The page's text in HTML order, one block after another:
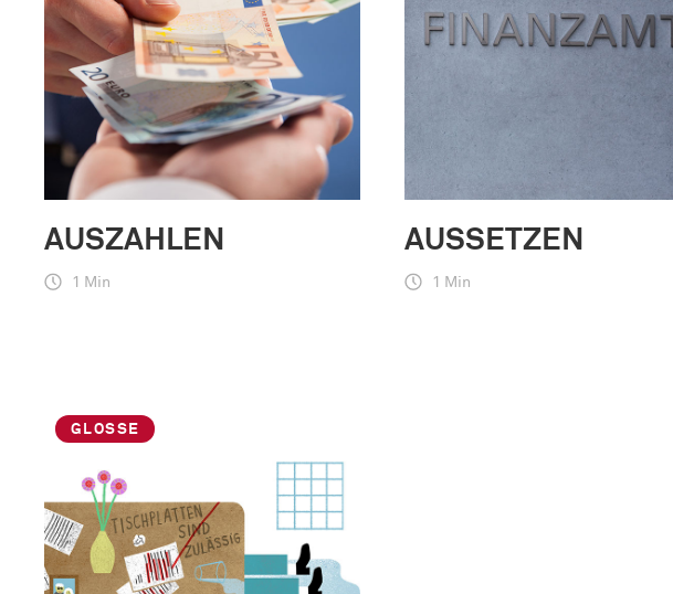
AUSZAHLEN
1 Min
AUSSETZEN
1 Min
GLOSSE